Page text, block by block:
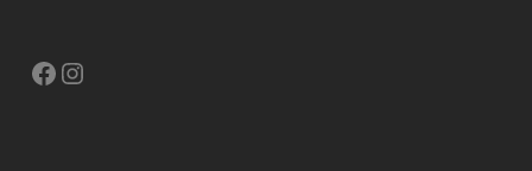
Facebook
Instagram